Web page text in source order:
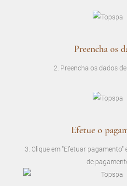
Preencha os
2. Preencha os dados
Efetue o
3. Clique em "Efetuar pagamento"
de